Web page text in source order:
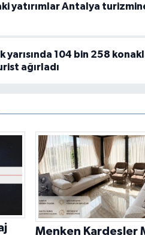
yatırımlar Antalya
yarısında 104 bin 258
ağırladı